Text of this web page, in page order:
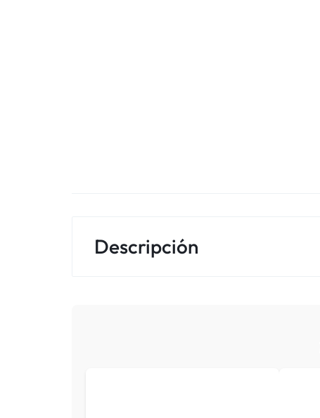
Descripción